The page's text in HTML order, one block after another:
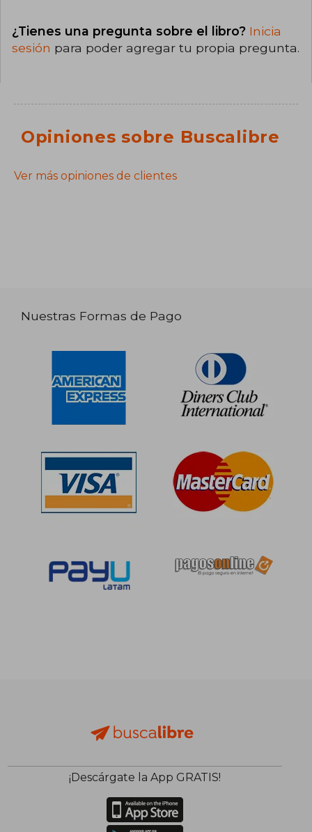
¿Tienes una pregunta sobre el libro? Inicia
sesión para poder agregar tu propia pregunta.
Opiniones sobre Buscalibre
Ver más opiniones de clientes
Nuestras Formas de Pago
¡Descárgate la App GRATIS!